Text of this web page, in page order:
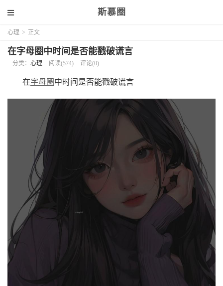
斯慕圈
心理 > 正文
在字母圈中时间是否能戳破谎言
分类： 心理 阅读(574) 评论(0)
在字母圈 中时间是否能戳破谎言